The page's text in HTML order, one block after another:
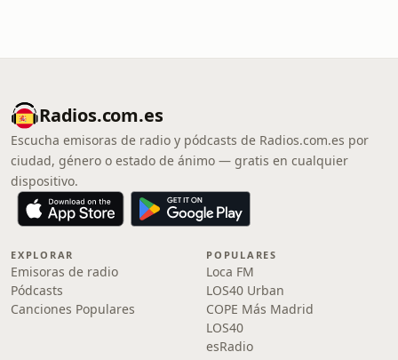
Radios.com.es
Escucha emisoras de radio y pódcasts de Radios.com.es por
ciudad, género o estado de ánimo — gratis en cualquier
dispositivo.
EXPLORAR
Emisoras de radio
Pódcasts
Canciones Populares
POPULARES
Loca FM
LOS40 Urban
COPE Más Madrid
LOS40
esRadio